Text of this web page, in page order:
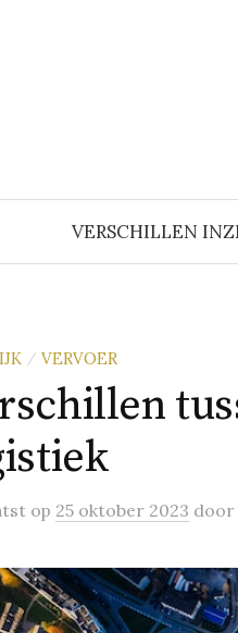
VERSCHILLEN
/ VERVOER
op 25 oktober 2023 door